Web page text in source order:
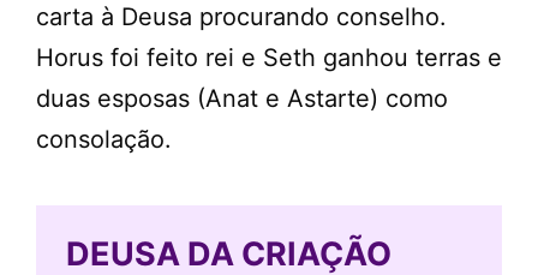
carta à Deusa procurando conselho.
Horus foi feito rei e Seth ganhou terras e
duas esposas (Anat e Astarte) como
consolação.
DEUSA DA CRIAÇÃO